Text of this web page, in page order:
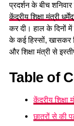
प्रदर्शन के बीच
केंद्रीय शिक्षा मंत्री
कर दी। हाल के दिनों
के कई हिस्सों, खासकर
और शिक्षा मंत्री से
Table of
केंद्रीय शिक्षा
छात्रों से की